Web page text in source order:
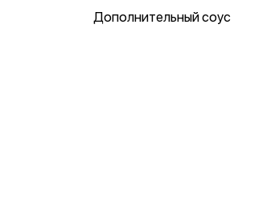
Дополнительный соус